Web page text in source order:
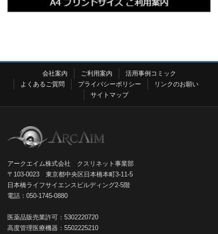
会社案内 ご利用案内
活用事例コミック
よくあるご質問
プライバシーポリシー
リンクのお願い
サイトマップ
アークエイム株式会社 クスリネット事業部
〒103-0023 東京都中央区日本橋本町3-11-5
日本橋ライフサイエンスビルディング2-5階
電話：050-1745-0880
医薬品販売業許可：5302220720
高度管理医療機器：5502225210